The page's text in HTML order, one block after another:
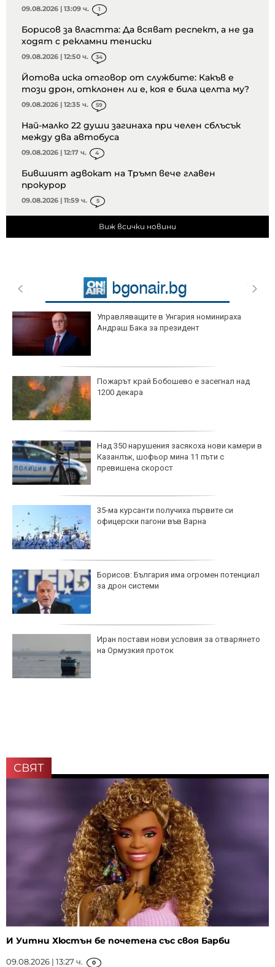
09.08.2026 | 13:09 ч. 1
Борисов за властта: Да всяват респект, а не да
ходят с рекламни тениски
09.08.2026 | 12:50 ч. 34
Йотова иска отговор от службите: Какъв е
този дрон, отклонен ли е, коя е била целта му?
09.08.2026 | 12:35 ч. 59
Най-малко 22 души загинаха при челен сблъсък
между два автобуса
09.08.2026 | 12:17 ч. 4
Бившият адвокат на Тръмп вече главен
прокурор
09.08.2026 | 11:59 ч. 5
Виж всички новини
Управляващите в Унгария номинираха
Андраш Бака за президент
Пожарът край Бобошево е засегнал над
1200 декара
Над 350 нарушения засякоха нови камери в
Казанлък, шофьор мина 11 пъти с
превишена скорост
35-ма курсанти получиха първите си
офицерски пагони във Варна
Борисов: България има огромен потенциал
за дрон системи
Иран постави нови условия за отварянето
на Ормузкия проток
СВЯТ
И Уитни Хюстън бе почетена със своя Барби
09.08.2026 | 13:27 ч. 0